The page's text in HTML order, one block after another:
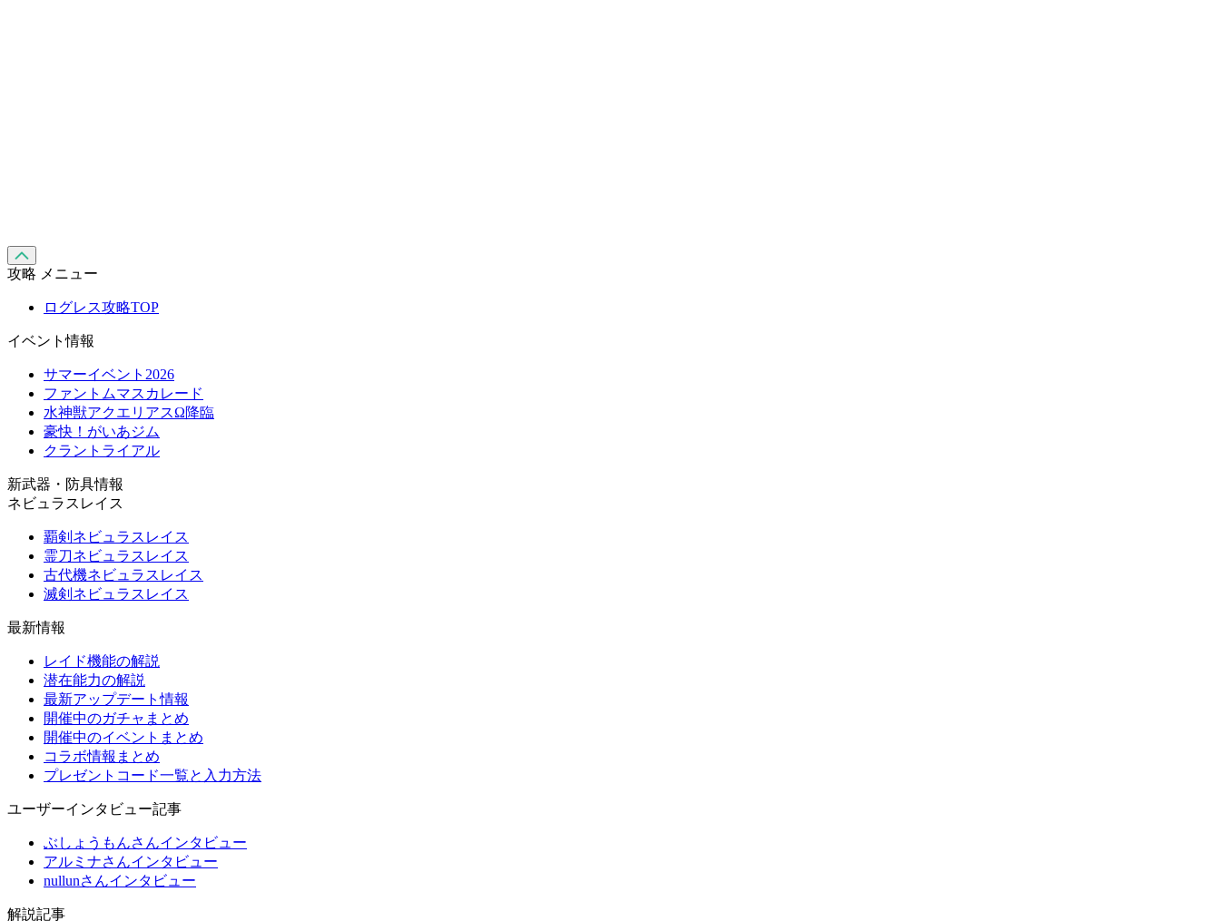
攻略 メニュー
ログレス攻略TOP
イベント情報
サマーイベント2026
ファントムマスカレード
水神獣アクエリアスΩ降臨
豪快！がいあジム
クラントライアル
新武器・防具情報
ネビュラスレイス
覇剣ネビュラスレイス
霊刀ネビュラスレイス
古代機ネビュラスレイス
滅剣ネビュラスレイス
最新情報
レイド機能の解説
潜在能力の解説
最新アップデート情報
開催中のガチャまとめ
開催中のイベントまとめ
コラボ情報まとめ
プレゼントコード一覧と入力方法
ユーザーインタビュー記事
ぶしょうもんさんインタビュー
アルミナさんインタビュー
nullunさんインタビュー
解説記事